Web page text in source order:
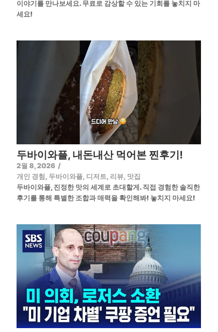
이야기를 만나보세요. 무료로 감상할 수 있는 기회를 놓치지 마
세요!
두바이와플, 내돈내산 먹어본 찐후기!
2월 8, 2026 /
개인 경험, 두바이와플, 디저트, 리뷰, 맛집
두바이와플, 진정한 맛의 세계로 초대할게. 직접 경험한 솔직한
후기를 통해 특별한 조합과 매력을 확인해봐! 놓치지 마세요!